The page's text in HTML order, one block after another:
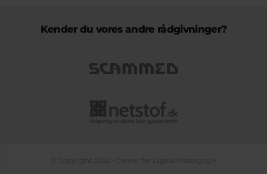
Kender du vores andre rådgivninger?
© Copyright 2022 - Center for Digital Pædagogik